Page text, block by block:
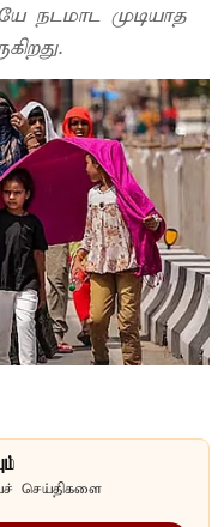
நடமாட முடியாத
செய்திகளை